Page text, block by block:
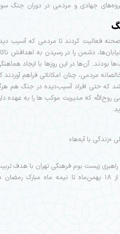
جهادی و مردمی در دوران جنگ
فعالیت کردند تا مردمی که آسیب
دشمن را در رسیدن به اهدافش
بودند. آن‌ها در این روزها با ایجاد
مردمی، چنان امکاناتی فراهم آوردند
که حتی افراد آسیب‌دیده در جنگ هم
روح‌الله که مدیریت موکب ها را به عهده
«زندگی با آیه‌ها»
راهبری زیست بوم فرهنگی تهران با هدف
و توانمندسازی سفیران نهضت ملی «زندگی با آیه‌ها» از ۱۸ بهمن‌ماه تا نیمه ماه مبارک